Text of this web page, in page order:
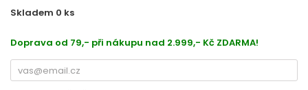
Skladem 0 ks
Doprava od 79,- při nákupu nad 2.999,- Kč ZDARMA!